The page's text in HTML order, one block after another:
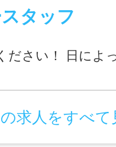
容・サロン,医療
ど幅広い職種を揃
宅OK,フレックス
,救済採用,勤務開
ク着用」など現在
をお探しの方も歓
タッフ
（実働3時間20分） ②18:10～21:00（実働2時間50分） ③18:50～
求人をすべて